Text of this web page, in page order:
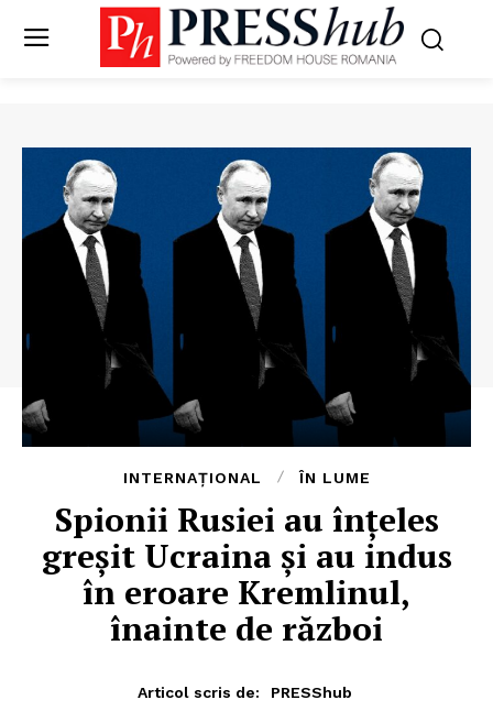
INTERNAȚIONAL ÎN LUME
Spionii Rusiei au înțeles
greșit Ucraina și au indus
în eroare Kremlinul,
înainte de război
Articol scris de:
PRESShub